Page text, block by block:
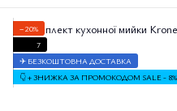
−20%
7
✈ БЕЗКОШТОВНА ДОСТАВКА
👇 + ЗНИЖКА ЗА ПРОМОКОДОМ SALE - 8%